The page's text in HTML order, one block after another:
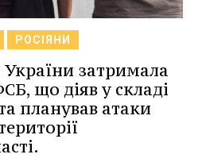
РОСІЯНИ
затримала
що діяв у складі
планував атаки